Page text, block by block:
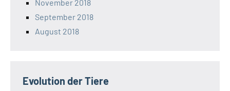
November 2018
September 2018
August 2018
Evolution der Tiere